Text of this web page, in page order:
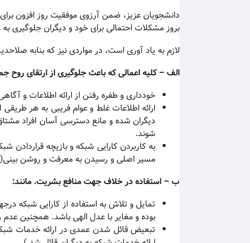
دانشجویان عزیز، ضمن آرزوی موفقیت روز افزون برای
بروز مشکلات احتمالی برای خود و دیگران جلوگیری
لازم به یاد آوری است، در مواردی نیز که بنابه
الف –کلیه اعمالی که باعث جلوگیری از ارتقای
خودداری و طفره رفتن از ارائه اطلاعات و
ارائه اطلاعات غلط و عوام فریبی به هر
دیگران شده و مانع دسترسی آسان افراد
شوند.
به کاربردن کارایی شبکه و بازیچه
مسیر اصلی و رسیدن به معرفت و روشن
ب– استفاده در خلاف جهت منافع بشریت. مانند:
تمایل و تلاش به استفاده از کارایی شبکه
بوده و مغایر با عدل الهی باشد. همچنین عدم
تبعیض قائل شدن عمدی در ارائه خدمات